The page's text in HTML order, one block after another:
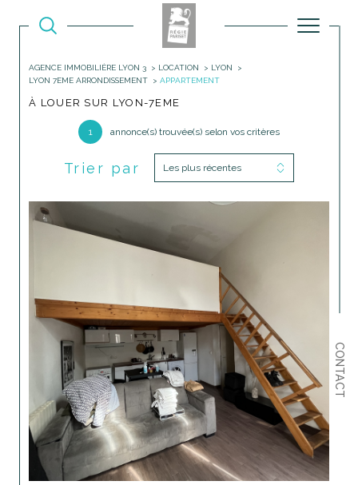
CONTACT
AGENCE IMMOBILIÈRE LYON 3 LOCATION
LYON
LYON 7EME ARRONDISSEMENT
APPARTEMENT
À LOUER SUR LYON-7EME
1 annonce(s) trouvée(s) selon vos critères
Trier par Les plus récentes